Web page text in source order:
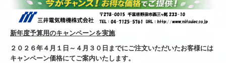
新年度予算用のキャンペーンを実施
２０２６年４月１日～４月３０日までにご注文いただいたお客様には
キャンペーン価格にてご案内いたします。